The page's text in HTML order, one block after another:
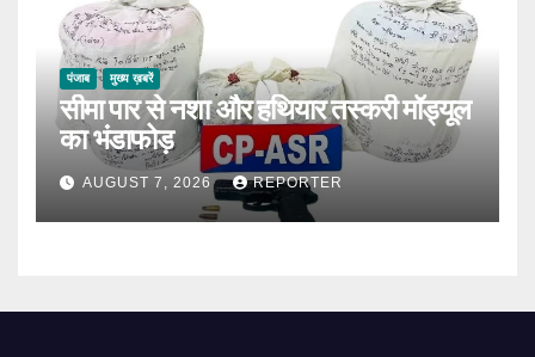
पंजाब मुख्य ख़बरें
सीमा पार से नशा और हथियार तस्करी मॉड्यूल
का भंडाफोड़
AUGUST 7, 2026 REPORTER